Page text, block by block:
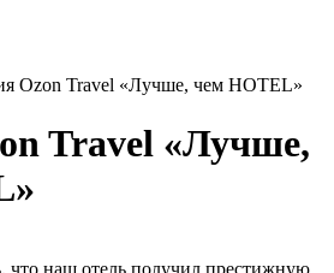
Ozon Travel «Лучше, чем HOTEL»
Travel «Лучше,
наш отель получил престижную